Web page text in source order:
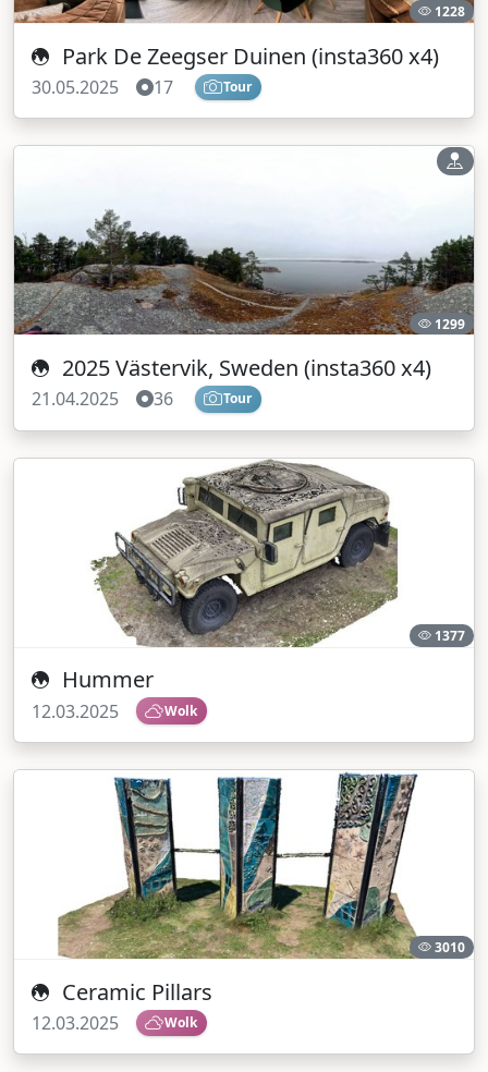
1228
Park De Zeegser Duinen (insta360 x4)
30.05.2025 17 Tour
1299
2025 Västervik, Sweden (insta360 x4)
21.04.2025 36 Tour
1377
Hummer
12.03.2025 Wolk
3010
Ceramic Pillars
12.03.2025 Wolk